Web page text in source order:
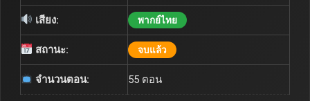
เสียง: พากย์ไทย
สถานะ: จบแล้ว
จำนวนตอน: 55 ตอน